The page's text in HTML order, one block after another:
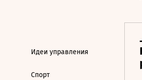
Идеи управления
Спорт